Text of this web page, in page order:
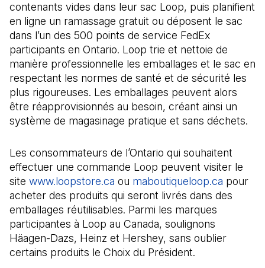
contenants vides dans leur sac Loop, puis planifient
en ligne un ramassage gratuit ou déposent le sac
dans l’un des 500 points de service FedEx
participants en Ontario. Loop trie et nettoie de
manière professionnelle les emballages et le sac en
respectant les normes de santé et de sécurité les
plus rigoureuses. Les emballages peuvent alors
être réapprovisionnés au besoin, créant ainsi un
système de magasinage pratique et sans déchets.
Les consommateurs de l’Ontario qui souhaitent
effectuer une commande Loop peuvent visiter le
site www.loopstore.ca (Il s'ouvre dans un nouvel
ou maboutiqueloop.ca (Il
pour
acheter des produits qui seront livrés dans des
emballages réutilisables. Parmi les marques
participantes à Loop au Canada, soulignons
Häagen-Dazs, Heinz et Hershey, sans oublier
certains produits le Choix du Président.